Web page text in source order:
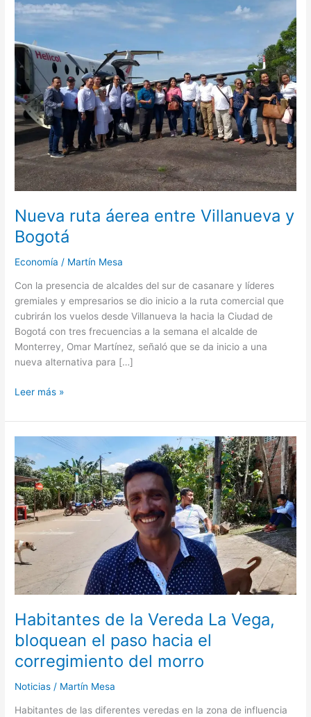
Nueva ruta áerea entre Villanueva y
Bogotá
Economía / Martín Mesa
Con la presencia de alcaldes del sur de casanare y líderes
gremiales y empresarios se dio inicio a la ruta comercial que
cubrirán los vuelos desde Villanueva la hacia la Ciudad de
Bogotá con tres frecuencias a la semana el alcalde de
Monterrey, Omar Martínez, señaló que se da inicio a una
nueva alternativa para […]
Villanueva
y
Bogotá
Leer más »
Habitantes de la Vereda La Vega,
bloquean el paso hacia el
corregimiento del morro
Noticias / Martín Mesa
Habitantes de las diferentes veredas en la zona de influencia
Habitantes
de
la
Vereda
La
Vega,
bloquean
el
paso
hacia
el
corregimiento
del
morro